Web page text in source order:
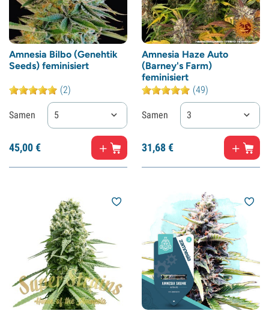
Amnesia Bilbo (Genehtik
Seeds) feminisiert
(2)
Samen 5
45,00€
Amnesia Haze Auto
(Barney's Farm)
feminisiert
(49)
Samen 3
31,68€